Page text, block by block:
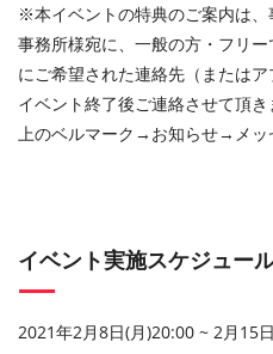
※本イベントの特典のご案内は
事務所様宛に、一般の方・フリ
にご希望された連絡先（または
イベント終了後ご連絡させて頂
上のベルマーク→お知らせ→メッ
イベント実施スケジュー
2021年2月8日(月)20:00 ~ 2月15